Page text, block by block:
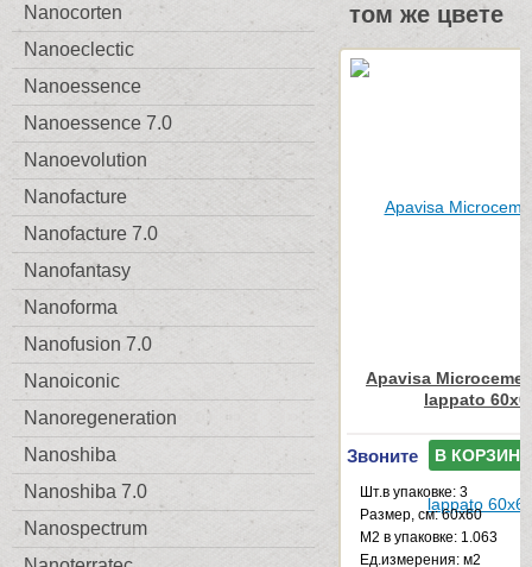
Nanocorten
Nanoeclectic
Nanoessence
Nanoessence 7.0
Nanoevolution
Nanofacture
Nanofacture 7.0
Nanofantasy
Nanoforma
Nanofusion 7.0
Nanoiconic
Nanoregeneration
Nanoshiba
Nanoshiba 7.0
Nanospectrum
том же цвете
Apavisa
lappato
Звоните В КОРЗИНУ
Шт.в упаковке: 3
Размер, см: 60x60
М2 в упаковке: 1.063
Ед.измерения: м2